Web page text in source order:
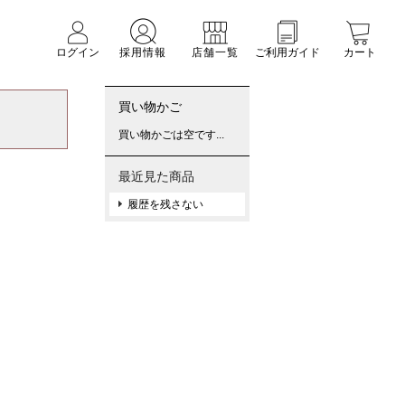
ログイン
採用情報 店舗一覧 ご利用ガイド カート
買い物かご
買い物かごは空です...
最近見た商品
履歴を残さない